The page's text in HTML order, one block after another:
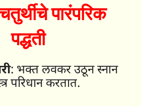
पारंपरिक
पद्धती
: भक्त लवकर उठून स्नान
परिधान करतात.